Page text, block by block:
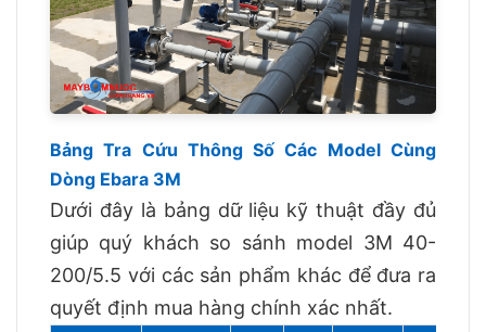
Bảng Tra Cứu Thông Số Các Model Cùng
Dòng Ebara 3M
Dưới đây là bảng dữ liệu kỹ thuật đầy đủ
giúp quý khách so sánh model 3M 40-
200/5.5 với các sản phẩm khác để đưa ra
quyết định mua hàng chính xác nhất.